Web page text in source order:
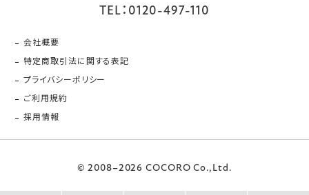
TEL：0120-497-110
会社概要
特定商取引法に関する表記
プライバシーポリシー
ご利用規約
採用情報
© 2008–2026 COCORO Co.,Ltd.